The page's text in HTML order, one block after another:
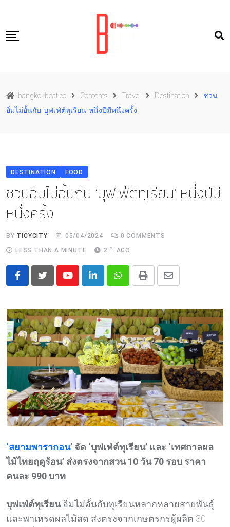
content
Food
TH
bangkokbeat.co Contents Travel Destination
ชวน
อิ่มไม่อั้นกับ ‘บุฟเฟ่ต์ทุเรียน’ หนึ่งปีมีหนึ่งครั้ง
DESTINATION FOOD
ชวนอิ่มไม่อั้นกับ ‘บุฟเฟ่ต์ทุเรียน’ หนึ่งปีมี
หนึ่งครั้ง
BY TICYCITY 05/04/2024 0 COMMENTS
LESS THAN A MINUTE
2 ปี AGO
YoutubeLinkedInWhatsapp
Print
Share
Email
‘สยามพารากอน’ จัด ‘บุฟเฟ่ต์ทุเรียน’ และ ‘เทศกาลผล
ไม้ไทยฤดูร้อน’ ส่งตรงจากสวน 10 วัน 70 รอบ ราคา
คนละ 990 บาท
บุฟเฟ่ต์ทุเรียนอิ่มไม่อั้นกับทุเรียนหลากหลายสายพันธุ์
และพาเหรดผลไม้สด ส่งตรงจากเกษตรกรผู้ผลิต 30